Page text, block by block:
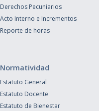
Derechos Pecuniarios
Acto Interno e Incrementos
Reporte de horas
Normatividad
Estatuto General
Estatuto Docente
Estatuto de Bienestar